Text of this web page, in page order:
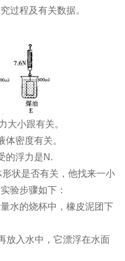
过程及有关数据。
大小跟有关。
体密度有关。
的浮力是N.
状是否有关，他找来一小
验步骤如下：
水的烧杯中，橡皮泥团下
放入水中，它漂浮在水面